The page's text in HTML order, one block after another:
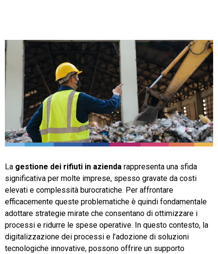
Fatturazione
Financial Solutions
Trust Services
TeamSystem Corporate
TeamSystem Store
La gestione dei rifiuti in azienda rappresenta una sfida
significativa per molte imprese, spesso gravate da costi
elevati e complessità burocratiche. Per affrontare
efficacemente queste problematiche è quindi fondamentale
adottare strategie mirate che consentano di ottimizzare i
processi e ridurre le spese operative. In questo contesto, la
digitalizzazione dei processi e l’adozione di soluzioni
tecnologiche innovative, possono offrire un supporto